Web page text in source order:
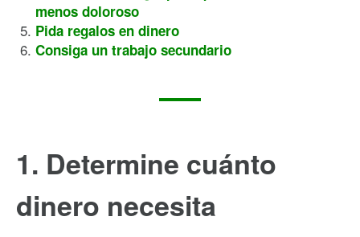
menos doloroso
Pida regalos en dinero
Consiga un trabajo secundario
1. Determine cuánto
dinero necesita